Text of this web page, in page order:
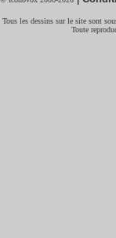
Tous les dessins sur le site sont
Toute